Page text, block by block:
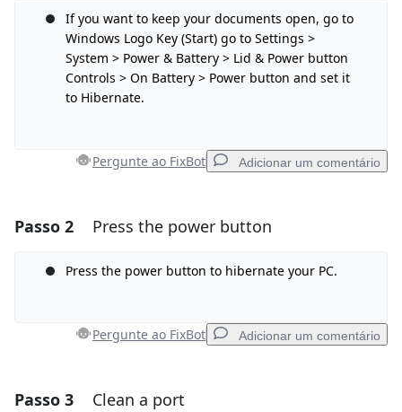
If you want to keep your documents open, go to
Windows Logo Key (Start) go to Settings >
System > Power & Battery > Lid & Power button
Controls > On Battery > Power button and set it
to Hibernate.
Pergunte ao FixBot Adicionar um comentário
Adicionar um comentário
Comentar
Cancelar Postar comentário
Passo 2 Press the power button
Press the power button to hibernate your PC.
Pergunte ao FixBot Adicionar um comentário
Adicionar um comentário
Passo 3 Clean a port